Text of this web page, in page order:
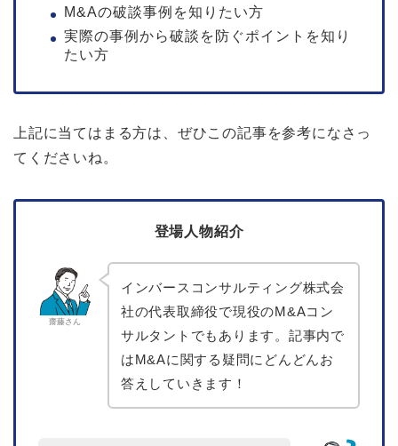
M&Aの破談事例を知りたい方
実際の事例から破談を防ぐポイントを知り
たい方
上記に当てはまる方は、ぜひこの記事を参考になさっ
てくださいね。
登場人物紹介
齋藤さん
インバースコンサルティング株式会
社の代表取締役で現役のM&Aコン
サルタントでもあります。記事内で
はM&Aに関する疑問にどんどんお
答えしていきます！